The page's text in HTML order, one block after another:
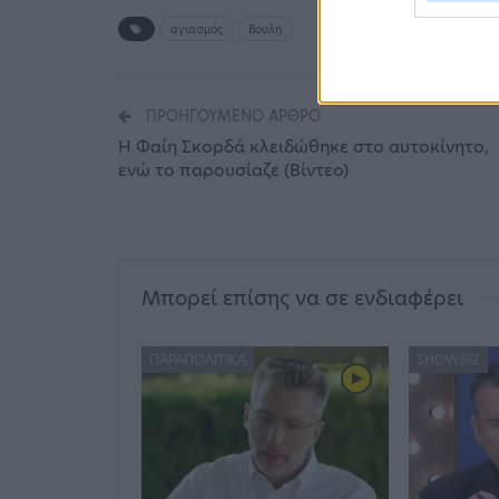
αγιασμός Βουλή
ΠΡΟΗΓΟΎΜΕΝΟ ΆΡΘΡΟ
Η Φαίη Σκορδά κλειδώθηκε στο αυτοκίνητο,
ενώ το παρουσίαζε (Βίντεο)
Μπορεί επίσης να σε ενδιαφέρει
ΠΑΡΑΠΟΛΙΤΙΚΆ SHOWBIZ